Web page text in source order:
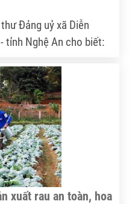
Đảng uỷ xã Diễn
tỉnh Nghệ An cho biết:
xuất rau an toàn, hoa